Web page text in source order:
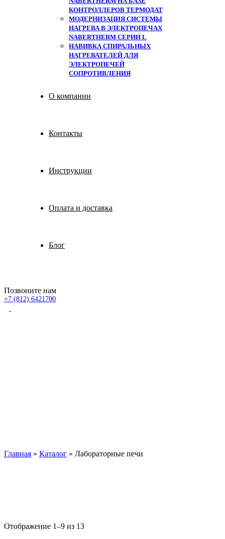
КОНТРОЛЛЕРОВ ТЕРМОДАТ
МОДЕРНИЗАЦИЯ СИСТЕМЫ
НАГРЕВА В ЭЛЕКТРОПЕЧАХ
NABERTHERM СЕРИИ L
НАВИВКА СПИРАЛЬНЫХ
НАГРЕВАТЕЛЕЙ ДЛЯ
ЭЛЕКТРОПЕЧЕЙ
СОПРОТИВЛЕНИЯ
О компании
Контакты
Инструкции
Оплата и доставка
Блог
Позвоните нам
+7 (812) 6421700
Главная » Каталог » Лабораторные печи
Отображение 1–9 из 13